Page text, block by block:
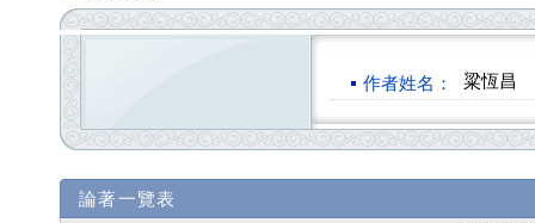
作者姓名： 粱恆昌
論著一覽表